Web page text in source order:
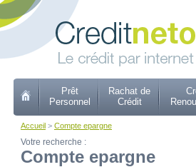
Prêt
Personnel
Rachat de
Crédit
Accueil > Compte epargne
Votre recherche :
Compte epargne